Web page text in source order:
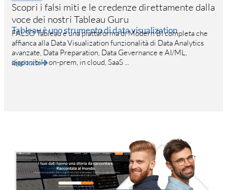
Scopri i falsi miti e le credenze direttamente dalla
voce dei nostri Tableau Guru
Tableau è uno strumento di data visualization
FALSO Tableau è una piattaforma di Modern BI completa che
affianca alla Data Visualization funzionalità di Data Analytics
avanzate, Data Preparation, Data Gevernance e AI/ML,
disponibile on-prem, in cloud, SaaS ...
leggi tutto